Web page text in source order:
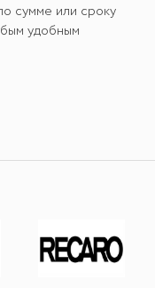
сумме или сроку
удобным